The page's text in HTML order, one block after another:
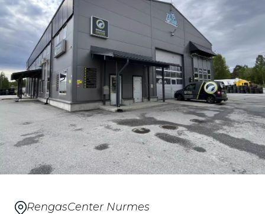
RengasCenter Nurmes